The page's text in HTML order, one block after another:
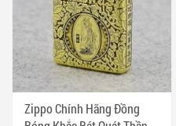
Zippo Chính Hãng Đồng